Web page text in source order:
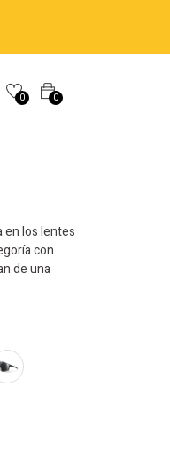
0
0
en los lentes
con
de una